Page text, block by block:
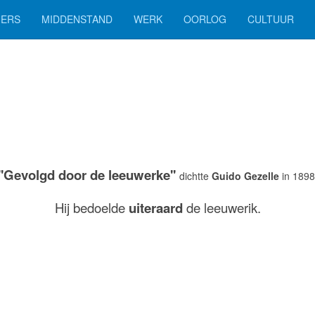
MIDDENSTAND WERK OORLOG CULTUUR
door de leeuwerke'' dichtte Guido Gezellein
Hij bedoelde uiteraardde leeuwerik.